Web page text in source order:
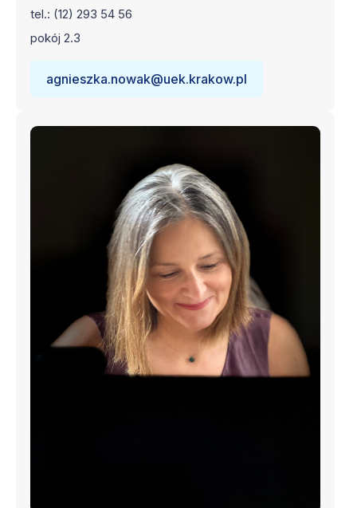
tel.: (12) 293 54 56
pokój 2.3
agnieszka.nowak@uek.krakow.pl